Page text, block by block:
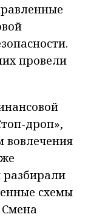
провели
дроп»,
вовлечения
разбирали
схемы